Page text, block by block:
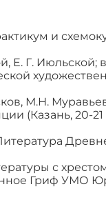
и
Е. Г. Июльской;
М.Н.
(Казань, 20-21
с
Гриф УМО